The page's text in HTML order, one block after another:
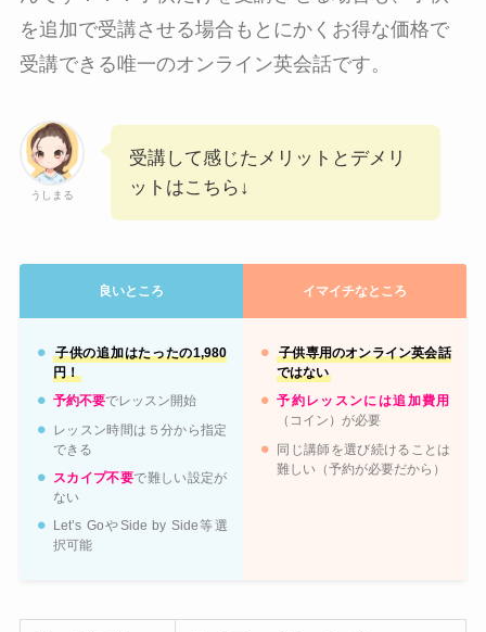
を追加で受講させる場合もとにかくお得な価格で
受講できる唯一のオンライン英会話です。
うしまる
受講して感じたメリットとデメリ
ットはこちら↓
良いところ イマイチなところ
子供の追加はたったの1,980
円！
予約不要でレッスン開始
レッスン時間は５分から指定
できる
スカイプ不要で難しい設定が
ない
Let’s GoやSide by Side等選
択可能
子供専用のオンライン英会話
ではない
予約レッスンには追加費用
（コイン）が必要
同じ講師を選び続けることは
難しい（予約が必要だから）